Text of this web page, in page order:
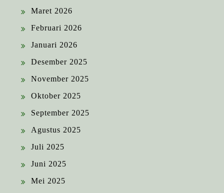
Maret 2026
Februari 2026
Januari 2026
Desember 2025
November 2025
Oktober 2025
September 2025
Agustus 2025
Juli 2025
Juni 2025
Mei 2025